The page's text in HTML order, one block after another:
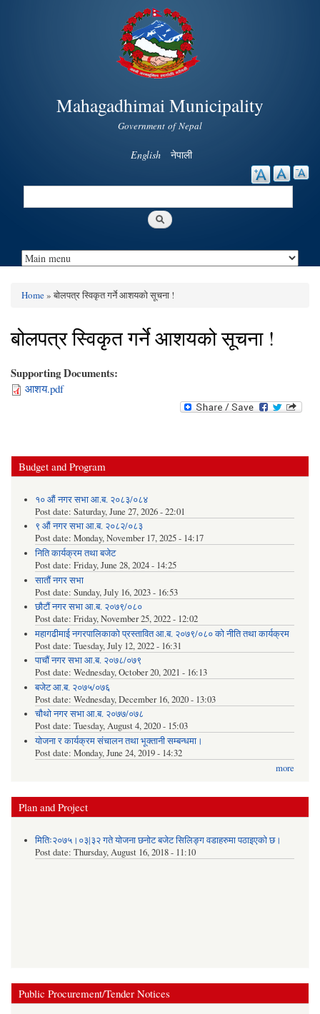
Skip to
main
content
Mahagadhimai Municipality
Government of Nepal
English नेपाली
Search
You are here
Home» बोलपत्र स्विकृत गर्ने आशयको सूचना !
बोलपत्र स्विकृत गर्ने आशयको सूचना !
Supporting Documents:
आशय.pdf
Budget and Program
१० औं नगर सभा आ.ब. २०८३/०८४
Post date: Saturday, June 27, 2026 - 22:01
९ औं नगर सभा आ.ब. २०८२/०८३
Post date: Monday, November 17, 2025 - 14:17
निति कार्यक्रम तथा बजेट
Post date: Friday, June 28, 2024 - 14:25
सातौं नगर सभा
Post date: Sunday, July 16, 2023 - 16:53
छौटौं नगर सभा आ.ब. २०७९/०८०
Post date: Friday, November 25, 2022 - 12:02
महागढीमाई नगरपालिकाको प्रस्तावित आ.ब. २०७९/०८० को नीति तथा कार्यक्रम
Post date: Tuesday, July 12, 2022 - 16:31
पाचौं नगर सभा आ.ब. २०७८/०७९
Post date: Wednesday, October 20, 2021 - 16:13
बजेट आ.ब. २०७५/०७६
Post date: Wednesday, December 16, 2020 - 13:03
चौथो नगर सभा आ.ब. २०७७/०७८
Post date: Tuesday, August 4, 2020 - 15:03
योजना र कार्यक्रम संचालन तथा भूक्तानी सम्बन्धमा।
Post date: Monday, June 24, 2019 - 14:32
more
Plan and Project
मितिः२०७५।०३|३२ गते योजना छनोट बजेट सिलिङ्ग वडाहरुमा पठाइएको छ​।
Post date: Thursday, August 16, 2018 - 11:10
Public Procurement/Tender Notices